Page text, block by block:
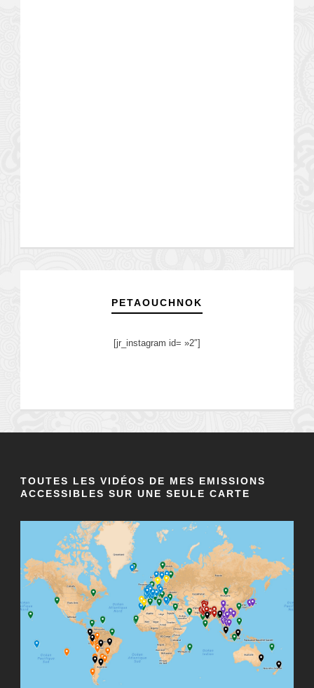
PETAOUCHNOK
[jr_instagram id= »2″]
TOUTES LES VIDÉOS DE MES EMISSIONS
ACCESSIBLES SUR UNE SEULE CARTE